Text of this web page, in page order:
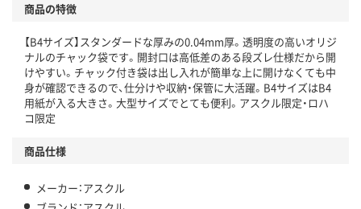
仕組
アスクルで資源循環している
温室効果ガスなどの削減
この商品の環境配慮ポイントです。下記商品詳細「
商品の特徴
【B4サイズ】スタンダードな厚みの0.04mm厚。透明度の高いオリジ
ナルのチャック袋です。開封口は高低差のある段ズレ仕様だから開
けやすい。チャック付き袋は出し入れが簡単な上に開けなくても中
身が確認できるので、仕分けや収納・保管に大活躍。B4サイズはB4
用紙が入る大きさ。大型サイズでとても便利。アスクル限定・ロハ
コ限定
商品仕様
メーカー：アスクル